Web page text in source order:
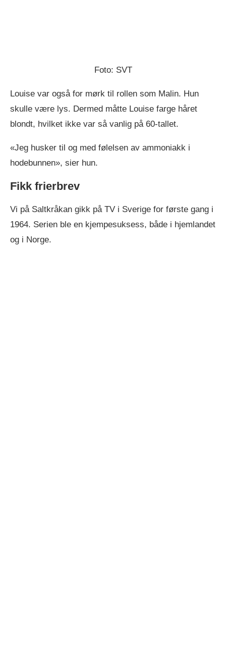
Foto: SVT
Louise var også for mørk til rollen som Malin. Hun
skulle være lys. Dermed måtte Louise farge håret
blondt, hvilket ikke var så vanlig på 60-tallet.
«Jeg husker til og med følelsen av ammoniakk i
hodebunnen», sier hun.
Fikk frierbrev
Vi på Saltkråkan gikk på TV i Sverige for første gang i
1964. Serien ble en kjempesuksess, både i hjemlandet
og i Norge.